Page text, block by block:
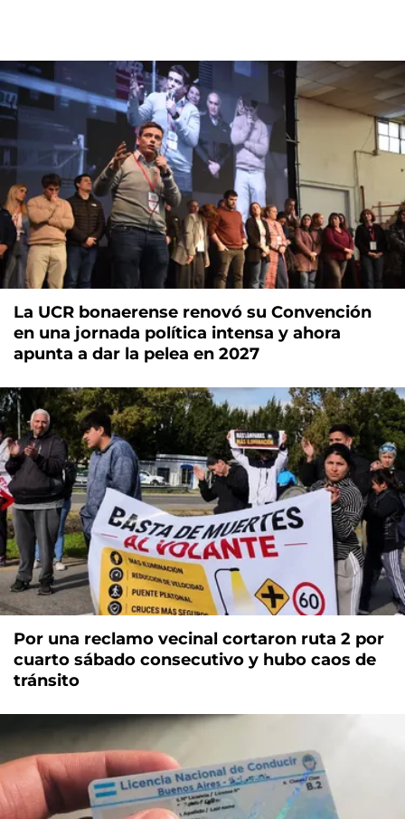
La UCR bonaerense renovó su Convención
en una jornada política intensa y ahora
apunta a dar la pelea en 2027
Por una reclamo vecinal cortaron ruta 2 por
cuarto sábado consecutivo y hubo caos de
tránsito